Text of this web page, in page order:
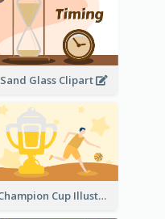
Sand Glass Clipart
Champion Cup Illustration